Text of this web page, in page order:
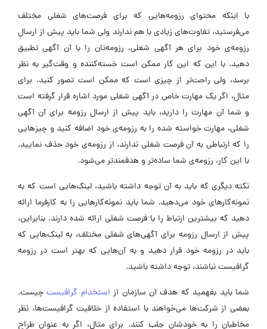
با اینکه محتوای رزومه‌هایی که برای فرصت‌های شغلی مختلف
می‌فرستید، تفاوت‌های زیادی با هم ندارند ولی شما باید پیش از ارسال
رزومه‌ی خود برای هر آگهی شغلی، رزومه‌تان را با آن آگهی تطبیق
دهید. با این که این کار ممکن است خسته‌کننده و وقت‌گیر به نظر
برسد، ولی راحت‌تر از چیزی است که ممکن است تصور کنید. برای
مثال، اگر یک مهارت خاص در آگهی شغلی مورد اشاره قرار گرفته است
و شما آن مهارت را دارید، باید پیش از ارسال رزومه برای آن آگهی
شغلی، مهارت خواسته شده را به رزومه‌ی خود اضافه کنید و چیزهایی
را که ارتباطی به آن فرصت شغلی ندارند، از رزومه‌ی خود حذف نمایید.
با این کار، رزومه‌ی شما ساده‌تر و هدفمند‌تر می‌شود.
نکته‌ دیگری که باید به آن توجه داشته باشید، لینک‌هایی است که به
نمونه‌کارهای خود می‌دهید. شما باید نمونه‌کارهایی را به کارفرما ارائه
دهید که بیشترین ارتباط را با فرصت شغلی ارائه شده دارند. بنابراین،
پیش از ارسال رزومه‌ برای آگهی‌های شغلی مختلف، به لینک‌هایی که
باید در رزومه‌ خود قرار دهید و به آن‌هایی که بهتر است در رزومه
گرافیست نباشند، توجه داشته باشید.
شما باید بفهمید که هدف آن سازمان از استخدام گرافیستچیست.
بعضی از شرکت‌ها می‌خواهند با استفاده از خلاقیت گرافیست‌ها، نظر
مخاطبان را به خودشان جلب کنند. برای مثال، اگر به عنوان طراح